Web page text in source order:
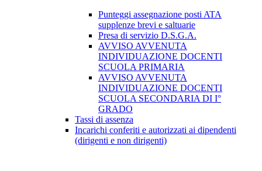
Punteggi assegnazione posti ATA
supplenze brevi e saltuarie
Presa di servizio D.S.G.A.
AVVISO AVVENUTA
INDIVIDUAZIONE DOCENTI
SCUOLA PRIMARIA
AVVISO AVVENUTA
INDIVIDUAZIONE DOCENTI
SCUOLA SECONDARIA DI I°
GRADO
Tassi di assenza
Incarichi conferiti e autorizzati ai dipendenti
(dirigenti e non dirigenti)